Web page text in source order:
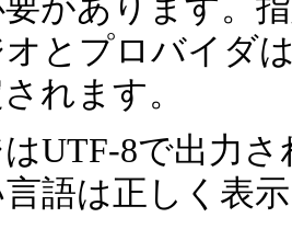
があります。
とプロバイダ
れます。
UTF-8で出力
語は正しく表